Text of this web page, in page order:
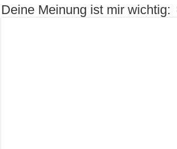
Deine Meinung ist mir wichtig: